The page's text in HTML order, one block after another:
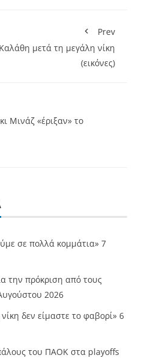
Prev
μετά τη μεγάλη νίκη
(εικόνες)
Μινάζ «έριξαν» το
σε πολλά κομμάτια» 7
την πρόκριση από τους
2026
δεν είμαστε το φαβορί» 6
του ΠΑΟΚ στα playoffs